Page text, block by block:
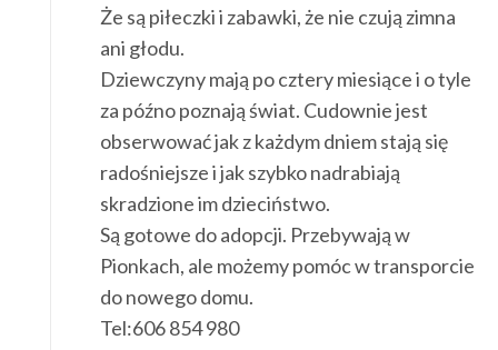
Że są piłeczki i zabawki, że nie czują zimna
ani głodu.
Dziewczyny mają po cztery miesiące i o tyle
za późno poznają świat. Cudownie jest
obserwować jak z każdym dniem stają się
radośniejsze i jak szybko nadrabiają
skradzione im dzieciństwo.
Są gotowe do adopcji. Przebywają w
Pionkach, ale możemy pomóc w transporcie
do nowego domu.
Tel:606 854 980